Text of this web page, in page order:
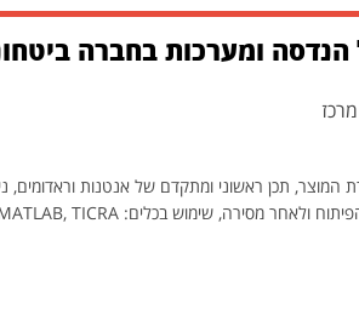
ומערכות בחברה
מרכז
תכן ראשוני ומתקדם של אנטנות וראדומים,